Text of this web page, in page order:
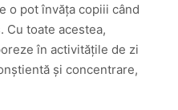
o pot învăța copiii când
Cu toate acestea,
în activitățile de zi
și concentrare,